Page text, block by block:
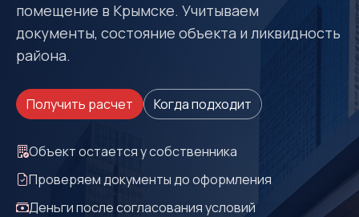
помещение в Крымске. Учитываем
документы, состояние объекта и ликвидность
района.
Получить расчет Когда подходит
Объект остается у собственника
Проверяем документы до оформления
Деньги после согласования условий